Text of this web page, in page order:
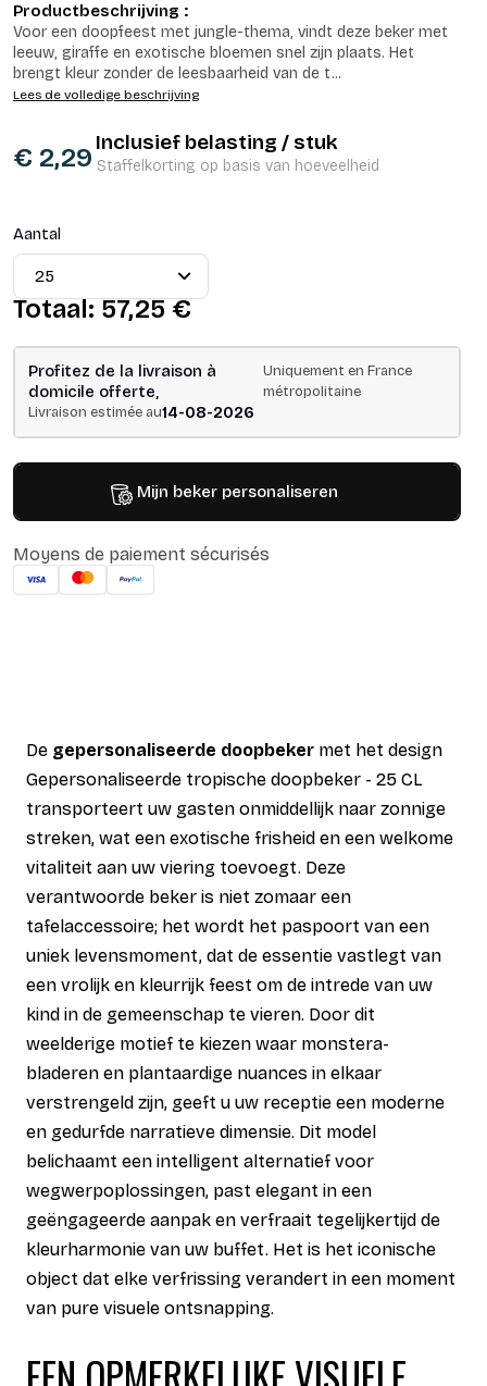
Productbeschrijving :
Voor een doopfeest met jungle-thema, vindt deze beker met
leeuw, giraffe en exotische bloemen snel zijn plaats. Het
brengt kleur zonder de leesbaarheid van de t...
Lees de volledige beschrijving
€ 2,29
Inclusief belasting / stuk
Staffelkorting op basis van hoeveelheid
Aantal
Totaal: 57,25 €
Profitez de la livraison à
domicile offerte,
Uniquement en France
métropolitaine
Livraison estimée au14-08-2026
Mijn beker personaliseren
Moyens de paiement sécurisés
De gepersonaliseerde doopbeker met het design
Gepersonaliseerde tropische doopbeker - 25 CL
transporteert uw gasten onmiddellijk naar zonnige
streken, wat een exotische frisheid en een welkome
vitaliteit aan uw viering toevoegt. Deze
verantwoorde beker is niet zomaar een
tafelaccessoire; het wordt het paspoort van een
uniek levensmoment, dat de essentie vastlegt van
een vrolijk en kleurrijk feest om de intrede van uw
kind in de gemeenschap te vieren. Door dit
weelderige motief te kiezen waar monstera-
bladeren en plantaardige nuances in elkaar
verstrengeld zijn, geeft u uw receptie een moderne
en gedurfde narratieve dimensie. Dit model
belichaamt een intelligent alternatief voor
wegwerpoplossingen, past elegant in een
geëngageerde aanpak en verfraait tegelijkertijd de
kleurharmonie van uw buffet. Het is het iconische
object dat elke verfrissing verandert in een moment
van pure visuele ontsnapping.